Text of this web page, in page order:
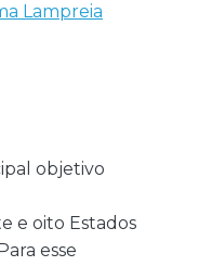
Lampreia
objetivo
e oito Estados
esse